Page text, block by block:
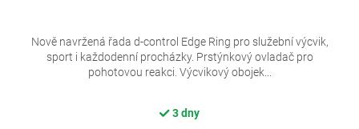
3 dny
Nově navržená řada d-control Edge Ring pro služební výcvik,
sport i každodenní procházky. Prstýnkový ovladač pro
pohotovou reakci. Výcvikový obojek...